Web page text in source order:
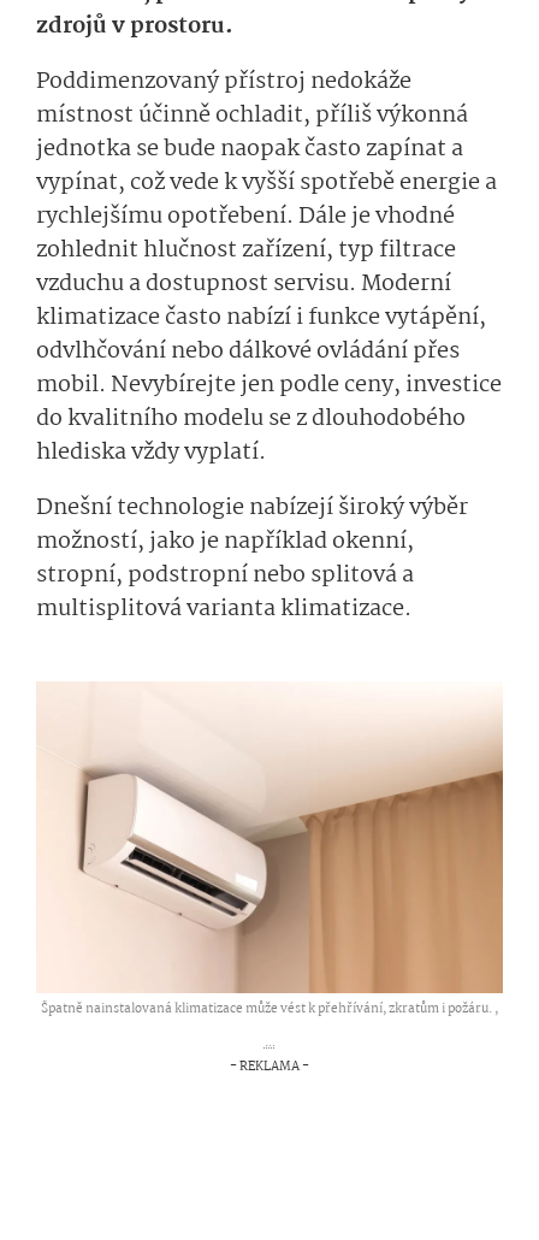
zdrojů v prostoru.
Poddimenzovaný přístroj nedokáže
místnost účinně ochladit, příliš výkonná
jednotka se bude naopak často zapínat a
vypínat, což vede k vyšší spotřebě energie a
rychlejšímu opotřebení. Dále je vhodné
zohlednit hlučnost zařízení, typ filtrace
vzduchu a dostupnost servisu. Moderní
klimatizace často nabízí i funkce vytápění,
odvlhčování nebo dálkové ovládání přes
mobil. Nevybírejte jen podle ceny, investice
do kvalitního modelu se z dlouhodobého
hlediska vždy vyplatí.
Dnešní technologie nabízejí široký výběr
možností, jako je například okenní,
stropní, podstropní nebo splitová a
multisplitová varianta klimatizace.
Špatně nainstalovaná klimatizace může vést k přehřívání, zkratům i požáru. ,
...